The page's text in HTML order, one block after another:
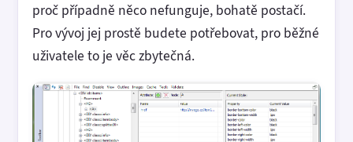
proč případně něco nefunguje, bohatě postačí.
Pro vývoj jej prostě budete potřebovat, pro běžné
uživatele to je věc zbytečná.